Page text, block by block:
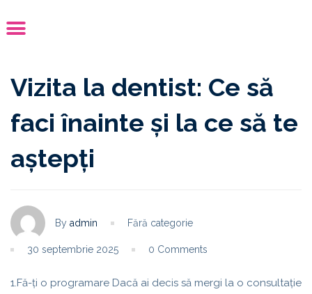
Vizita la dentist: Ce să
faci înainte și la ce să te
aștepți
By admin Fără categorie
30 septembrie 2025 0 Comments
1.Fă-ți o programare Dacă ai decis să mergi la o consultație